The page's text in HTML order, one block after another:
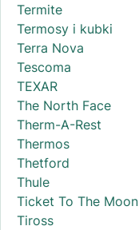
Termite
Termosy i kubki
Terra Nova
Tescoma
TEXAR
The North Face
Therm-A-Rest
Thermos
Thetford
Thule
Ticket To The Moon
Tiross